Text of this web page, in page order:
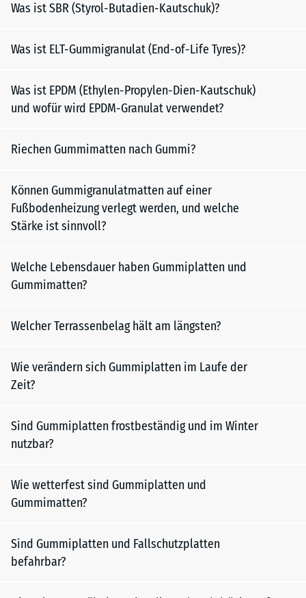
Was ist SBR (Styrol-Butadien-Kautschuk)?
Was ist ELT-Gummigranulat (End-of-Life Tyres)?
Was ist EPDM (Ethylen-Propylen-Dien-Kautschuk)
und wofür wird EPDM-Granulat verwendet?
Riechen Gummimatten nach Gummi?
Können Gummigranulatmatten auf einer
Fußbodenheizung verlegt werden, und welche
Stärke ist sinnvoll?
Welche Lebensdauer haben Gummiplatten und
Gummimatten?
Welcher Terrassenbelag hält am längsten?
Wie verändern sich Gummiplatten im Laufe der
Zeit?
Sind Gummiplatten frostbeständig und im Winter
nutzbar?
Wie wetterfest sind Gummiplatten und
Gummimatten?
Sind Gummiplatten und Fallschutzplatten
befahrbar?